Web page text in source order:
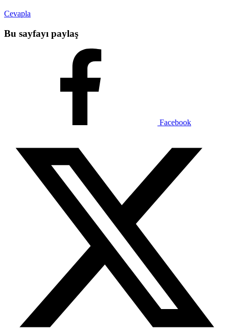
Cevapla
Bu sayfayı paylaş
Facebook